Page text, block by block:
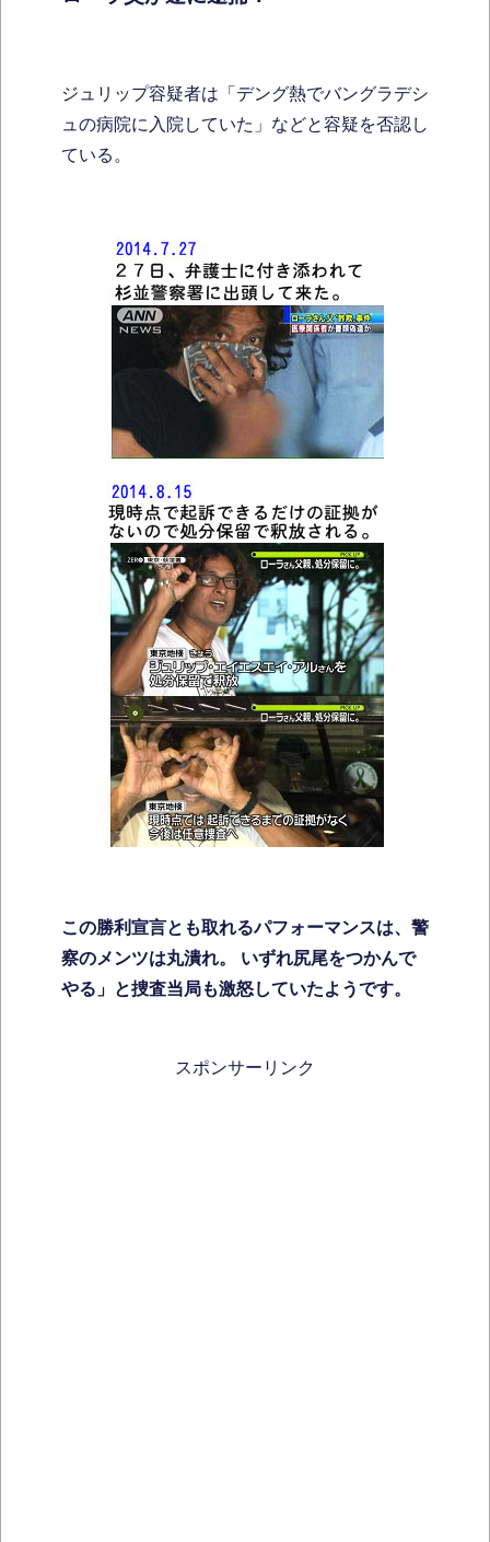
ジュリップ容疑者は「デング熱でバングラデシ
ュの病院に入院していた」などと容疑を否認し
ている。
この勝利宣言とも取れるパフォーマンスは、警
察のメンツは丸潰れ。 いずれ尻尾をつかんで
やる」と捜査当局も激怒していたようです。
スポンサーリンク